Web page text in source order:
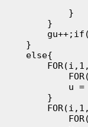
            }
        }
    }
    else{
u =
        }